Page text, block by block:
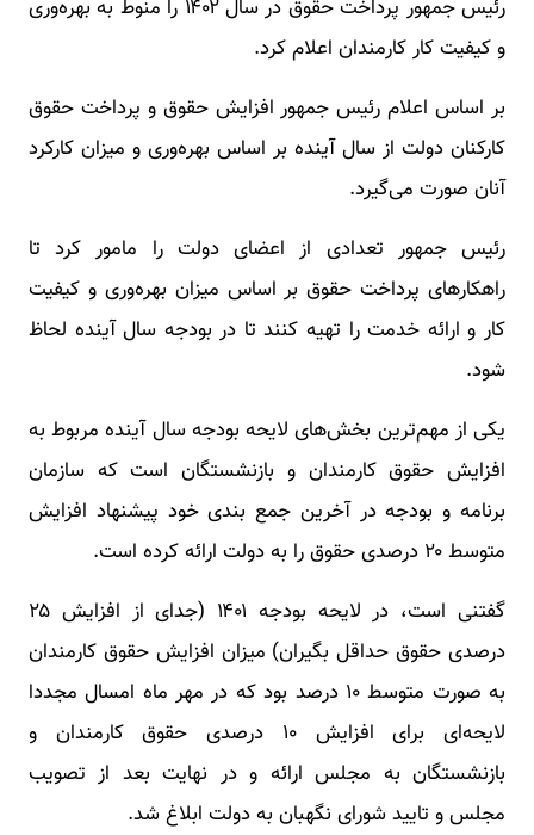
رئیس جمهور پرداخت حقوق در سال ۱۴۰۲ را منوط به بهره‌وری
و کیفیت کار کارمندان اعلام کرد.
بر اساس اعلام رئیس جمهور افزایش حقوق و پرداخت حقوق
کارکنان دولت از سال آینده بر اساس بهره‌وری و میزان کارکرد
آنان صورت می‌گیرد.
رئیس جمهور تعدادی از اعضای دولت را مامور کرد تا
راهکارهای پرداخت حقوق بر اساس میزان بهره‌وری و کیفیت
کار و ارائه خدمت را تهیه کنند تا در بودجه سال آینده لحاظ
شود.
یکی از مهم‌ترین بخش‌های لایحه بودجه سال آینده مربوط به
افزایش حقوق کارمندان و بازنشستگان است که سازمان
برنامه و بودجه در آخرین جمع بندی خود پیشنهاد افزایش
متوسط ۲۰ درصدی حقوق را به دولت ارائه کرده است.
گفتنی است، در لایحه بودجه ۱۴۰۱ (جدای از افزایش ۲۵
درصدی حقوق حداقل بگیران) میزان افزایش حقوق کارمندان
به صورت متوسط ۱۰ درصد بود که در مهر ماه امسال مجددا
لایحه‌ای برای افزایش ۱۰ درصدی حقوق کارمندان و
بازنشستگان به مجلس ارائه و در نهایت بعد از تصویب
مجلس و تایید شورای نگهبان به دولت ابلاغ شد.